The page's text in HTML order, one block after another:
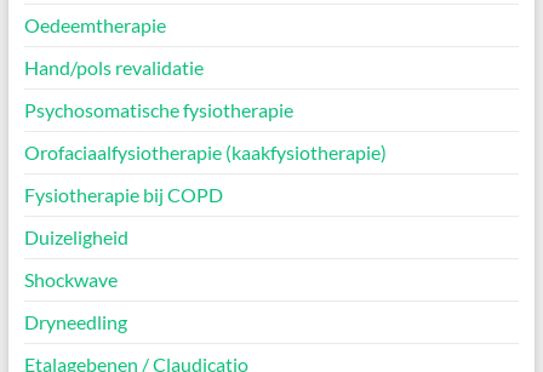
Oedeemtherapie
Hand/pols revalidatie
Psychosomatische fysiotherapie
Orofaciaalfysiotherapie (kaakfysiotherapie)
Fysiotherapie bij COPD
Duizeligheid
Shockwave
Dryneedling
Etalagebenen / Claudicatio